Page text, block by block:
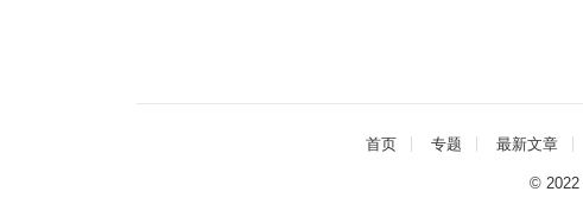
首页 专题 最新文章
© 2022